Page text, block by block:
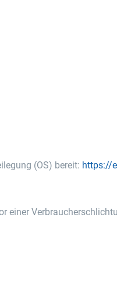
(OS) bereit: https://
einer